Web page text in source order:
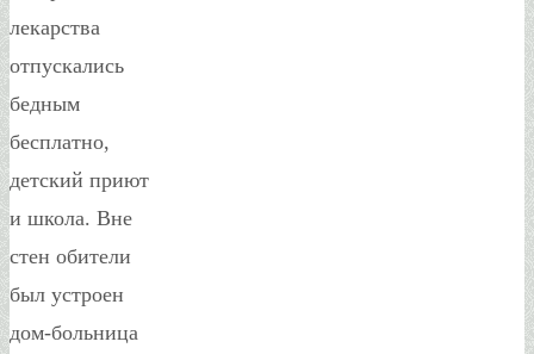
лекарства
отпускались
бедным
бесплатно,
детский приют
и школа. Вне
стен обители
был устроен
дом-больница